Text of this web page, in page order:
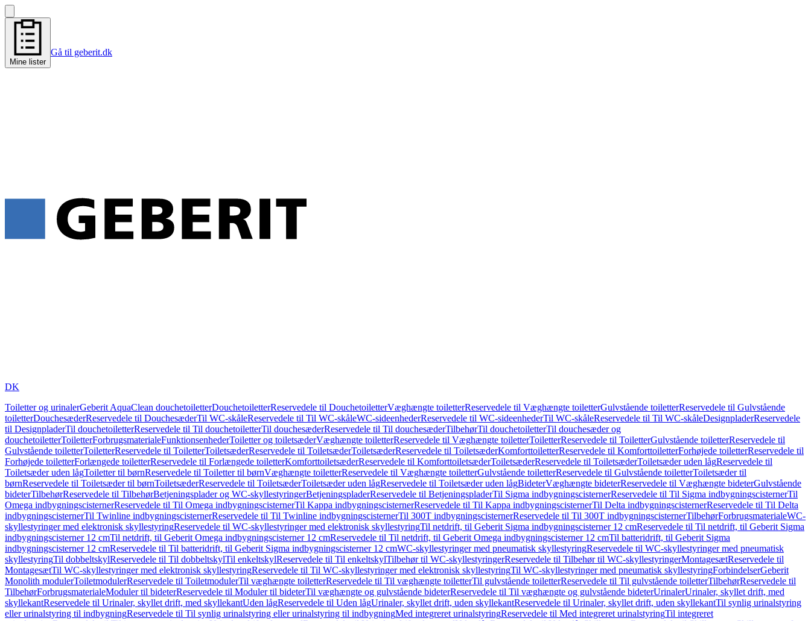
Mine lister
Gå til geberit.dk
DK
Toiletter og urinalerGeberit AquaClean douchetoiletterDouchetoiletterReservedele til DouchetoiletterVæghængte toiletterReservedele til Væghængte toiletterGulvstående toiletterReservedele til Gulvstående
toiletterDouchesæderReservedele til DouchesæderTil WC-skåleReservedele til Til WC-skåleWC-sideenhederReservedele til WC-sideenhederTil WC-skåleReservedele til Til WC-skåleDesignpladerReservedele
til DesignpladerTil douchetoiletterReservedele til Til douchetoiletterTil douchesæderReservedele til Til douchesæderTilbehørTil douchetoiletterTil douchesæder og
douchetoiletterToiletterForbrugsmaterialeFunktionsenhederToiletter og toiletsæderVæghængte toiletterReservedele til Væghængte toiletterToiletterReservedele til ToiletterGulvstående toiletterReservedele til
Gulvstående toiletterToiletterReservedele til ToiletterToiletsæderReservedele til ToiletsæderToiletsæderReservedele til ToiletsæderKomforttoiletterReservedele til KomforttoiletterForhøjede toiletterReservedele til
Forhøjede toiletterForlængede toiletterReservedele til Forlængede toiletterKomforttoiletsæderReservedele til KomforttoiletsæderToiletsæderReservedele til ToiletsæderToiletsæder uden lågReservedele til
Toiletsæder uden lågToiletter til børnReservedele til Toiletter til børnVæghængte toiletterReservedele til Væghængte toiletterGulvstående toiletterReservedele til Gulvstående toiletterToiletsæder til
børnReservedele til Toiletsæder til børnToiletsæderReservedele til ToiletsæderToiletsæder uden lågReservedele til Toiletsæder uden lågBideterVæghængte bideterReservedele til Væghængte bideterGulvstående
bideterTilbehørReservedele til TilbehørBetjeningsplader og WC-skyllestyringerBetjeningspladerReservedele til BetjeningspladerTil Sigma indbygningscisternerReservedele til Til Sigma indbygningscisternerTil
Omega indbygningscisternerReservedele til Til Omega indbygningscisternerTil Kappa indbygningscisternerReservedele til Til Kappa indbygningscisternerTil Delta indbygningscisternerReservedele til Til Delta
indbygningscisternerTil Twinline indbygningscisternerReservedele til Til Twinline indbygningscisternerTil 300T indbygningscisternerReservedele til Til 300T indbygningscisternerTilbehørForbrugsmaterialeWC-
skyllestyringer med elektronisk skyllestyringReservedele til WC-skyllestyringer med elektronisk skyllestyringTil netdrift, til Geberit Sigma indbygningscisterner 12 cmReservedele til Til netdrift, til Geberit Sigma
indbygningscisterner 12 cmTil netdrift, til Geberit Omega indbygningscisterner 12 cmReservedele til Til netdrift, til Geberit Omega indbygningscisterner 12 cmTil batteridrift, til Geberit Sigma
indbygningscisterner 12 cmReservedele til Til batteridrift, til Geberit Sigma indbygningscisterner 12 cmWC-skyllestyringer med pneumatisk skyllestyringReservedele til WC-skyllestyringer med pneumatisk
skyllestyringTil dobbeltskylReservedele til Til dobbeltskylTil enkeltskylReservedele til Til enkeltskylTilbehør til WC-skyllestyringerReservedele til Tilbehør til WC-skyllestyringerMontagesætReservedele til
MontagesætTil WC-skyllestyringer med elektronisk skyllestyringReservedele til Til WC-skyllestyringer med elektronisk skyllestyringTil WC-skyllestyringer med pneumatisk skyllestyringForbindelserGeberit
Monolith modulerToiletmodulerReservedele til ToiletmodulerTil væghængte toiletterReservedele til Til væghængte toiletterTil gulvstående toiletterReservedele til Til gulvstående toiletterTilbehørReservedele til
TilbehørForbrugsmaterialeModuler til bideterReservedele til Moduler til bideterTil væghængte og gulvstående bideterReservedele til Til væghængte og gulvstående bideterUrinalerUrinaler, skyllet drift, med
skyllekantReservedele til Urinaler, skyllet drift, med skyllekantUden lågReservedele til Uden lågUrinaler, skyllet drift, uden skyllekantReservedele til Urinaler, skyllet drift, uden skyllekantTil synlig urinalstyring
eller urinalstyring til indbygningReservedele til Til synlig urinalstyring eller urinalstyring til indbygningMed integreret urinalstyringReservedele til Med integreret urinalstyringTil integreret